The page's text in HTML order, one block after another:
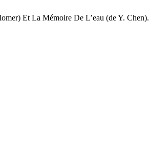
Et La Mémoire De L’eau (de Y. Chen).